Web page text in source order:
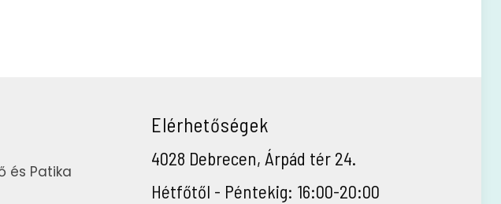
és Patika
Elérhetőségek
4028 Debrecen, Árpád tér 24.
Hétfőtől - Péntekig: 16:00-20:00